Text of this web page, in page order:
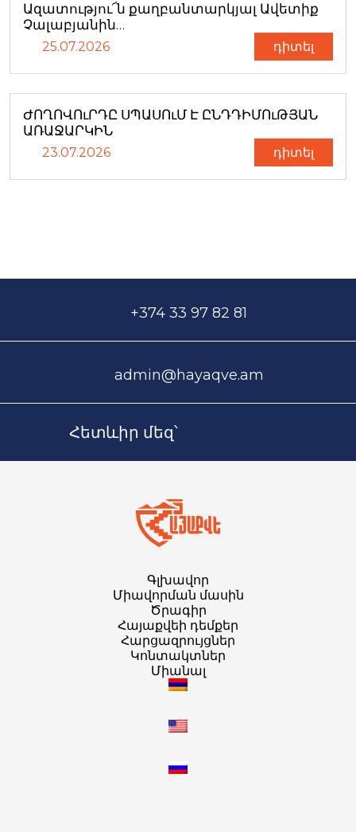
Ազատությու՜ն քաղբանտարկյալ Ավետիք
Չալաբյանին…
25.07.2026 դիտել
ԺՈՂՈՎՈւՐԴԸ ՍՊԱՍՈւՄ Է ԸՆԴԴԻՄՈւԹՅԱՆ
ԱՌԱՋԱՐԿԻՆ
23.07.2026 դիտել
+374 33 97 82 81
admin@hayaqve.am
Հետևիր մեզ՝
Գլխավոր
Միավորման մասին
Ծրագիր
Հայաքվեի դեմքեր
Հարցազրույցներ
Կոնտակտներ
Միանալ